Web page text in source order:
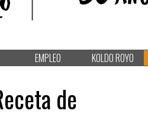
EMPLEO KOLDO ROYO
de